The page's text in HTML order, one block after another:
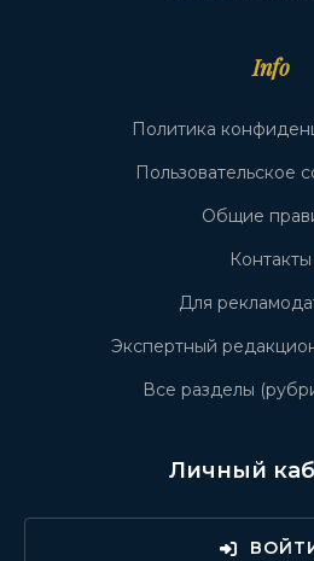
Info
Политика
Пользовательское
Общие
Контакты
Для
Экспертный
Все разделы
Личный